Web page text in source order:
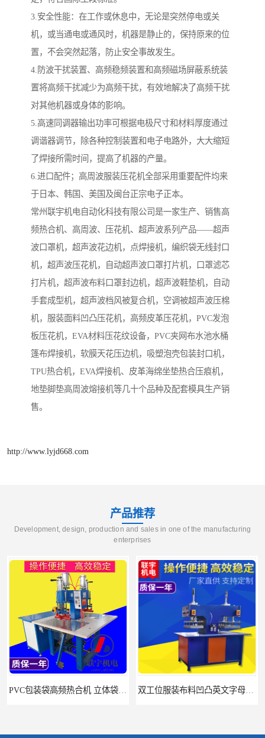
3.安全性能：在工作或休息中，无论是突然停电或关
机，或当通电或通风时，机器是静止的，保持原来的位
置，不会突然起落，防止安全事故发生。
4.防波干扰装置、高频稳频装置和高频磁场屏蔽系统装
置将高频干扰减少为高频干扰，有效地解决了高频干扰
对其他机器或身体的影响。
5.高速同调器输出功率可根据电极尺寸和材料厚度通过
调谐器调节，除各种控制装置和电子电路外，大大缩短
了焊接所需时间，提高了机器的产量。
6.进口配件；高周波服装压花机全部采用重要配件均来
于日本、韩国、美国及闽台正宗电子正本。
常州联宇机电自动化科技有限公司是一家生产、销售高
频热合机、高周波、压花机、超声波系列产品——超声
波口罩机，超声波花边机，点焊接机，编织袋无线封口
机，超声波压花机，自动超声波口罩打片机，口罩滤芯
打片机，超声波布料口罩封边机，超声波鞋垫机，自动
手套成型机，超声波档风被复合机，空调被超声波压棉
机，服装面料凹凸压花机，高频皮革压花机，PVC发泡
板压花机，EVA材料压花纹设备，PVC夹网布水池水桶
篷布焊接机，软膜天花压边机，吸塑泡壳包装封口机，
TPU热合机，EVA焊接机、皮革海绵坐垫热合压痕机，
地垫脚垫高周波熔接机等几十个品种及配套模具生产销
售。
http://www.lyjd668.com
产品推荐
Development, design, production and sales in one of the manufacturing
enterprises
PVC包装袋高频热合机 立体袋焊接机 找联宇生产厂家 双工位服装布料凹凸英文字母压字机找联宇制造厂